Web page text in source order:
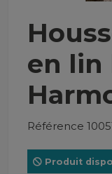
en lin
Référence
Produit